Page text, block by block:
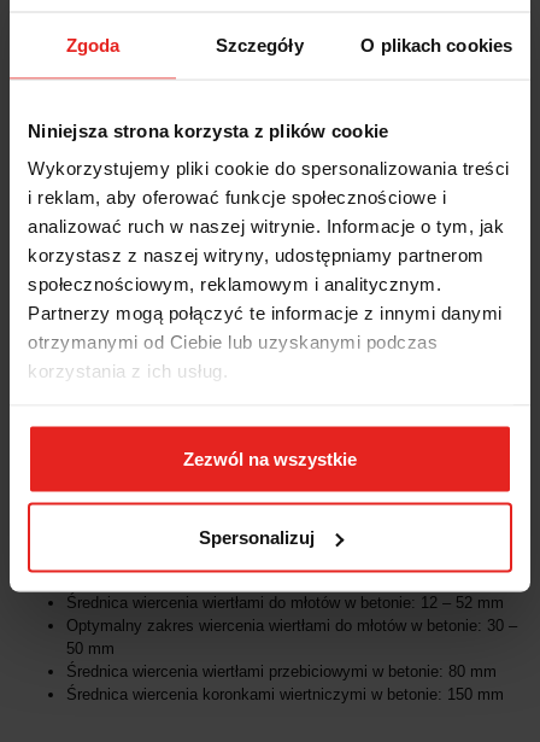
Zgoda Szczegóły O plikach cookies
Niniejsza strona korzysta z plików cookie
Wykorzystujemy pliki cookie do spersonalizowania treści
i reklam, aby oferować funkcje społecznościowe i
analizować ruch w naszej witrynie. Informacje o tym, jak
korzystasz z naszej witryny, udostępniamy partnerom
społecznościowym, reklamowym i analitycznym.
Partnerzy mogą połączyć te informacje z innymi danymi
otrzymanymi od Ciebie lub uzyskanymi podczas
korzystania z ich usług.
Zezwól na wszystkie
Spersonalizuj
Najwyższa wydajność podczas wiercenia i dłutowania dzięki
Automatyczna blokada włącznika zapewnia optymalny komfort
obsługi podczas długotrwałego dłutowania
Trwałe komponenty wykonane z metalu gwarantują długą
żywotność
Sprzęgło przeciążeniowe chroniące użytkownika i urządzenie
System łagodnego rozruchu umożliwia precyzyjne nawiercanie
Regulacja prędkości obrotowej zapewnia optymalny dobór
parametrów pracy w zależności od rodzaju zastosowania
Wyświetlacz serwisowy sygnalizuje konieczność wymiany
szczotek węglowych
Liczba obrotów: 0-220 obr./min
Masa: 11,50 kg
Max. energia udaru: 19 J
Regulacja obrotów: Tak
Średnica wiercenia wiertłami do młotów w betonie: 12 – 52 mm
Optymalny zakres wiercenia wiertłami do młotów w betonie: 30 –
50 mm
Średnica wiercenia wiertłami przebiciowymi w betonie: 80 mm
Średnica wiercenia koronkami wiertniczymi w betonie: 150 mm